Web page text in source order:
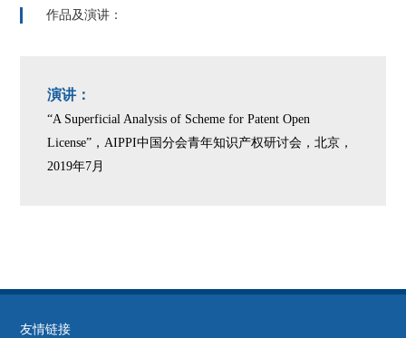
作品及演讲：
演讲：
“A Superficial Analysis of Scheme for Patent Open
License”，AIPPI中国分会青年知识产权研讨会，北京，
2019年7月
友情链接